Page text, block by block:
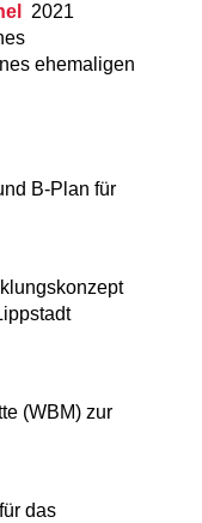
2021
ehemaligen
B-Plan für
(WBM) zur
das